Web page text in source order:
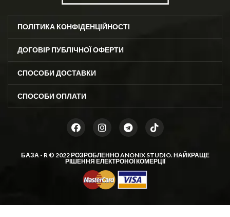
ПОЛІТИКА КОНФІДЕНЦІЙНОСТІ
ДОГОВІР ПУБЛІЧНОЇ ОФЕРТИ
СПОСОБИ ДОСТАВКИ
СПОСОБИ ОПЛАТИ
БАЗА - R © 2022 РОЗРОБЛЕННОANONIX STUDIO. НАЙКРАЩЕ
РІШЕННЯ ЕЛЕКТРОНОЇ КОМЕРЦІЇ